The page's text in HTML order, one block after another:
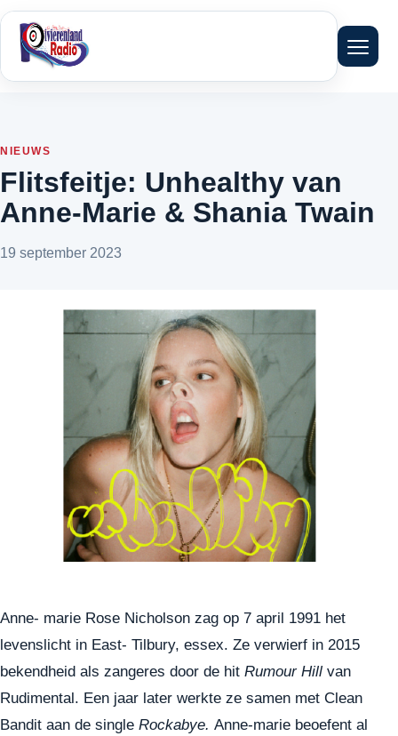
Menu
NIEUWS
Flitsfeitje: Unhealthy van
Anne-Marie & Shania Twain
19 september 2023
Anne- marie Rose Nicholson zag op 7 april 1991 het
levenslicht in East- Tilbury, essex. Ze verwierf in 2015
bekendheid als zangeres door de hit Rumour Hill van
Rudimental. Een jaar later werkte ze samen met Clean
Bandit aan de single Rockabye. Anne-marie beoefent al